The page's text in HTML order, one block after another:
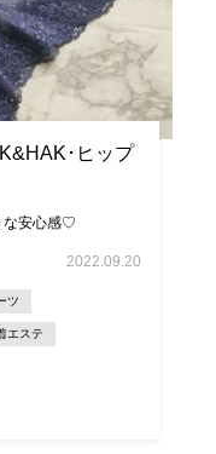
･ヒップ
な安心感♡
2022.09.20
ツ
エステ